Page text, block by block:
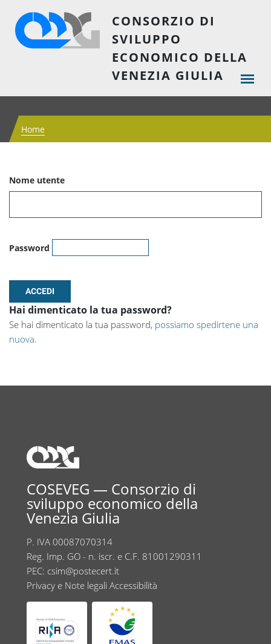
CONSORZIO DI
SVILUPPO
ECONOMICO DELLA
VENEZIA GIULIA
Home
Nome utente
Password
Hai dimenticato la tua password?
Se hai dimenticato la tua password, possiamo spedirtene una
nuova.
COSEVEG — Consorzio di
sviluppo economico della
Venezia Giulia
P. IVA 00087070314
Reg. Imp. GO - n. iscr. e C.F. 81001290311
PEC: csim@postecert.it
Privacy e Note legali Accessibilità